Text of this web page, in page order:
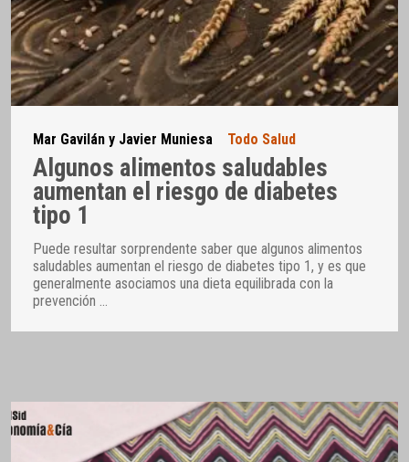
Mar Gavilán y Javier Muniesa Todo Salud
Algunos alimentos saludables
aumentan el riesgo de diabetes
tipo 1
Puede resultar sorprendente saber que algunos alimentos
saludables aumentan el riesgo de diabetes tipo 1, y es que
generalmente asociamos una dieta equilibrada con la
prevención …